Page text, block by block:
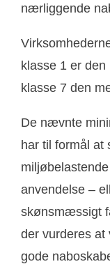
nærliggende
klasse 1 er
klasse 7 den
De nævnte
har til formål at
anvendelse –
skønsmæssigt
der vurderes
gode